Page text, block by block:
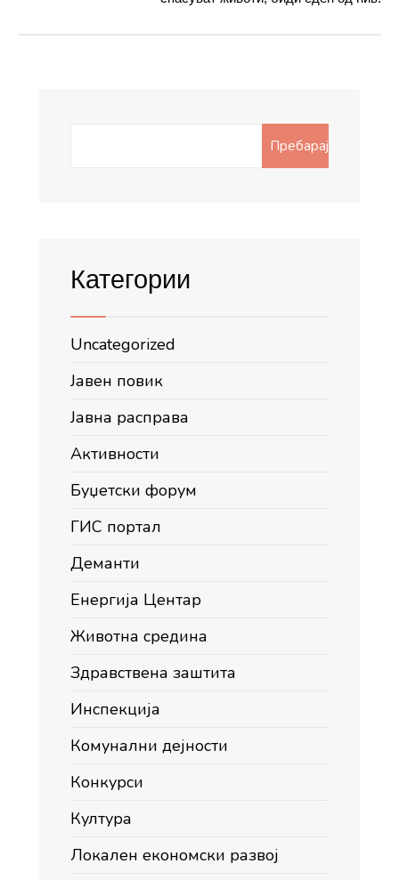
Пребарај
Категории
Uncategorized
Јавен повик
Јавна расправа
Активности
Буџетски форум
ГИС портал
Деманти
Енергија Центар
Животна средина
Здравствена заштита
Инспекција
Комунални дејности
Конкурси
Култура
Локален економски развој